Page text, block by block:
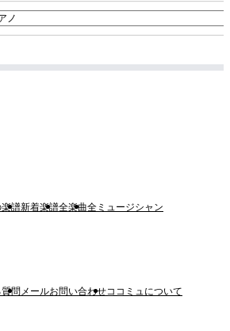
譜新着楽譜全楽曲全ミュージシャン
問 メールお問い合わせココミュについて